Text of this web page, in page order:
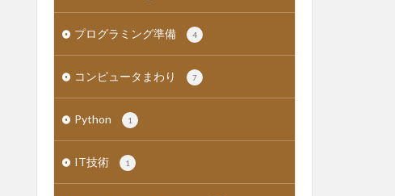
プログラミング準備 4
コンピュータまわり 7
Python 1
IT技術 1